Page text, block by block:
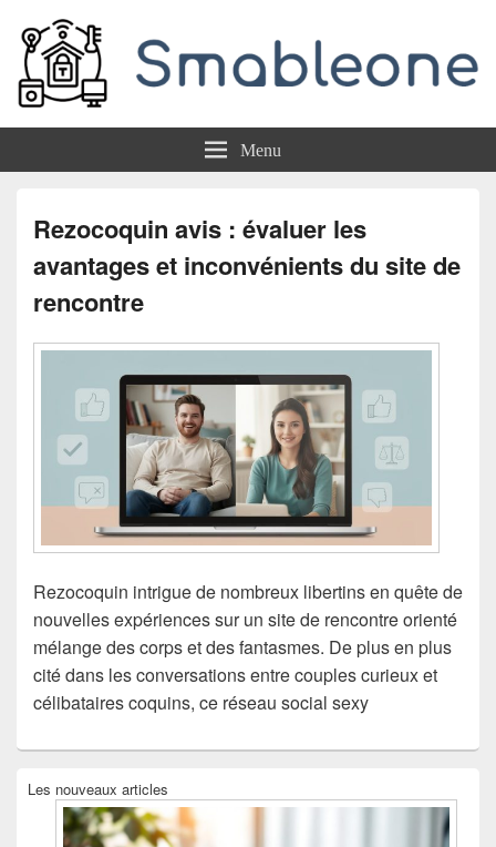
Smableone Menu
Rezocoquin avis : évaluer les
avantages et inconvénients du site de
rencontre
Rezocoquin intrigue de nombreux libertins en quête de
nouvelles expériences sur un site de rencontre orienté
mélange des corps et des fantasmes. De plus en plus
cité dans les conversations entre couples curieux et
célibataires coquins, ce réseau social sexy
principale
Les nouveaux articles